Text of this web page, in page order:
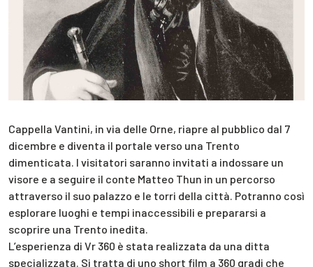
Cappella Vantini, in via delle Orne, riapre al pubblico dal 7
dicembre e diventa il portale verso una Trento
dimenticata. I visitatori saranno invitati a indossare un
visore e a seguire il conte Matteo Thun in un percorso
attraverso il suo palazzo e le torri della città. Potranno così
esplorare luoghi e tempi inaccessibili e prepararsi a
scoprire una Trento inedita.
L’esperienza di Vr 360 è stata realizzata da una ditta
specializzata. Si tratta di uno short film a 360 gradi che